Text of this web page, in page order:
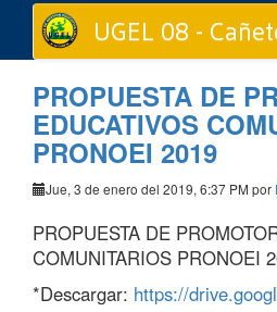
UGEL 08 -
PROPUESTA DE
EDUCATIVOS
PRONOEI 2019
Jue, 3 de enero del 2019, 6:37 PM por
PROPUESTA DE
COMUNITARIOS PRONOEI
*Descargar: https://